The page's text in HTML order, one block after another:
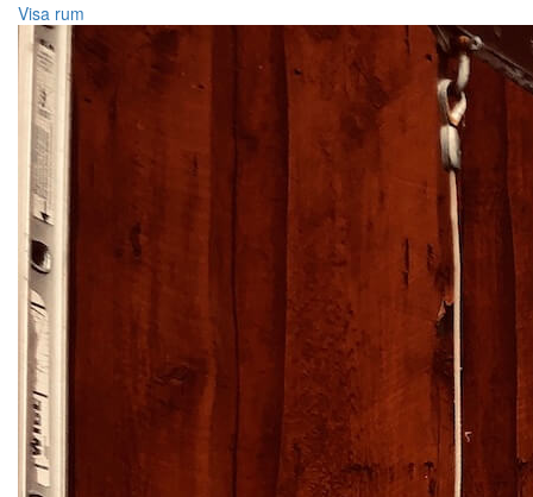
Visa rum